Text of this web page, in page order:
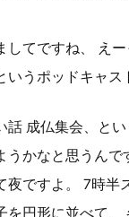
してですね、 えー
いうポッドキャ
成仏集会、と
うかなと思うん
夜ですよ。 7時半
を円形に並べて